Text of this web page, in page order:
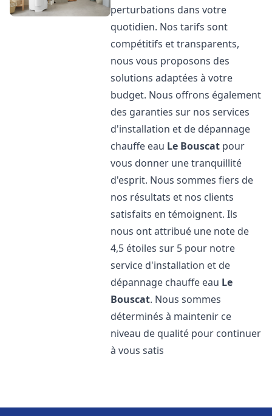
perturbations dans votre
quotidien. Nos tarifs sont
compétitifs et transparents,
nous vous proposons des
solutions adaptées à votre
budget. Nous offrons également
des garanties sur nos services
d'installation et de dépannage
chauffe eau Le Bouscat pour
vous donner une tranquillité
d'esprit. Nous sommes fiers de
nos résultats et nos clients
satisfaits en témoignent. Ils
nous ont attribué une note de
4,5 étoiles sur 5 pour notre
service d'installation et de
dépannage chauffe eau Le
Bouscat. Nous sommes
déterminés à maintenir ce
niveau de qualité pour continuer
à vous satis